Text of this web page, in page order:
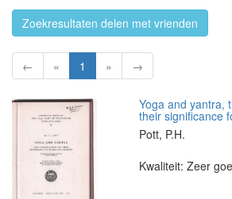
Zoekresultaten delen met vrienden
← « 1 » →
Yoga and yantra,
their significance
Pott, P.H.
Kwaliteit: Zeer